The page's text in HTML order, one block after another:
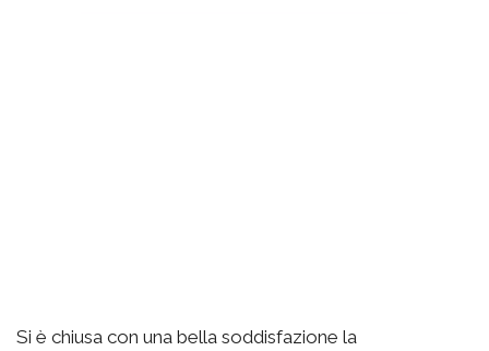
Si è chiusa con una bella soddisfazione la